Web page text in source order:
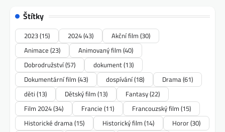
Štítky
2023(15) 2024(43) Akční film (30)
Animace (23) Animovaný film (40)
Dobrodružství(57) dokument(13)
Dokumentární film (43) dospívání(18) Drama(61)
děti (13) Dětský film (13) Fantasy(22)
Film 2024(34) Francie (11) Francouzský film (15)
Historické drama(15) Historický film (14) Horor(30)